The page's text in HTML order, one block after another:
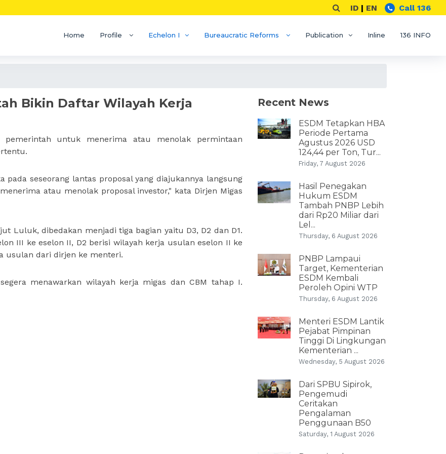
ID | EN Call 136
Home Profile Echelon I Bureaucratic Reforms Publication Inline 136 INFO
Bikin Daftar Wilayah Kerja
pemerintah untuk menerima atau menolak permintaan
pada seseorang lantas proposal yang diajukannya langsung
atau menolak proposal investor," kata Dirjen Migas
Luluk, dibedakan menjadi tiga bagian yaitu D3, D2 dan D1.
III ke eselon II, D2 berisi wilayah kerja usulan eselon II ke
usulan dari dirjen ke menteri.
menawarkan wilayah kerja migas dan CBM tahap I.
Recent News
ESDM Tetapkan HBA
Periode Pertama
Agustus 2026 USD
124,44 per Ton, Tur...
Friday, 7 August 2026
Hasil Penegakan
Hukum ESDM
Tambah PNBP Lebih
dari Rp20 Miliar dari
Lel...
Thursday, 6 August 2026
PNBP Lampaui
Target, Kementerian
ESDM Kembali
Peroleh Opini WTP
Thursday, 6 August 2026
Menteri ESDM Lantik
Pejabat Pimpinan
Tinggi Di Lingkungan
Kementerian ...
Wednesday, 5 August 2026
Dari SPBU Sipirok,
Pengemudi
Ceritakan
Pengalaman
Penggunaan B50
Saturday, 1 August 2026